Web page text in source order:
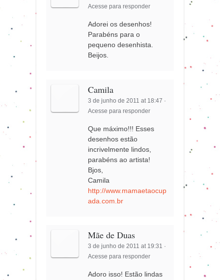
Acesse para responder
Adorei os desenhos!
Parabéns para o
pequeno desenhista.
Beijos.
Camila
3 de junho de 2011 at 18:47 ·
Acesse para responder
Que máximo!!! Esses
desenhos estão
incrivelmente lindos,
parabéns ao artista!
Bjos,
Camila
http://www.mamaetaocup
ada.com.br
Mãe de Duas
3 de junho de 2011 at 19:31 ·
Acesse para responder
Adoro isso! Estão lindas